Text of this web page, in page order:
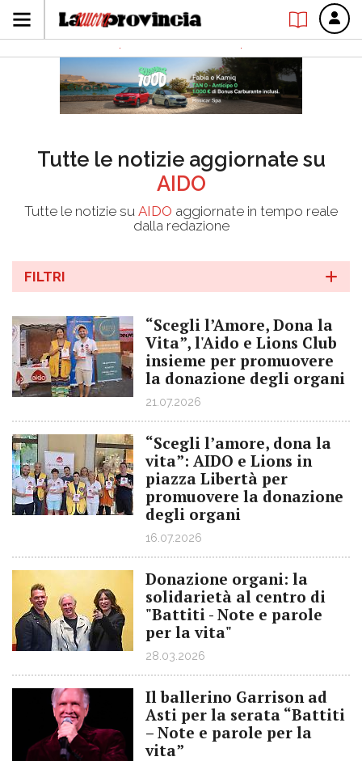
Tutte le notizie aggiornate su
AIDO
Tutte le notizie su AIDO aggiornate in tempo reale
dalla redazione
FILTRI
“Scegli l’Amore, Dona la
Vita”, l'Aido e Lions Club
insieme per promuovere
la donazione degli organi
21.07.2026
“Scegli l’amore, dona la
vita”: AIDO e Lions in
piazza Libertà per
promuovere la donazione
degli organi
16.07.2026
Donazione organi: la
solidarietà al centro di
"Battiti - Note e parole
per la vita"
28.03.2026
Il ballerino Garrison ad
Asti per la serata “Battiti
– Note e parole per la
vita”